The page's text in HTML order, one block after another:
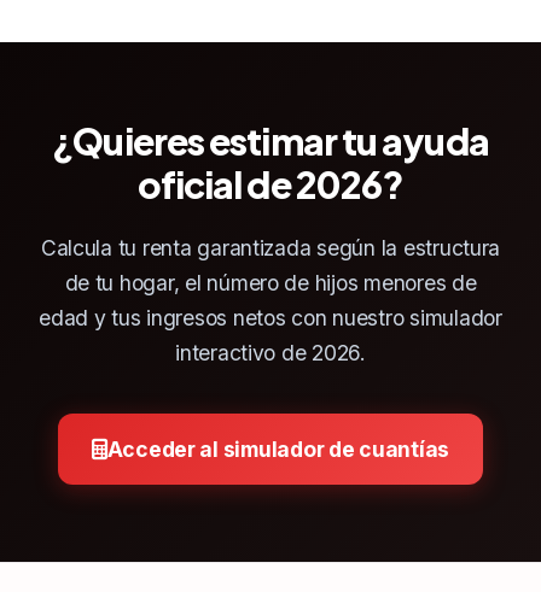
¿Quieres estimar tu ayuda
oficial de 2026?
Calcula tu renta garantizada según la estructura
de tu hogar, el número de hijos menores de
edad y tus ingresos netos con nuestro simulador
interactivo de 2026.
Acceder al simulador de cuantías